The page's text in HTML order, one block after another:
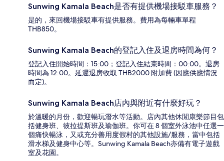
Sunwing Kamala Beach是否有提供機場接駁車服務？
是的，來回機場接駁車有提供服務。費用為每輛車單程
THB850。
Sunwing Kamala Beach的登記入住及退房時間為何？
登記入住開始時間：15:00；登記入住結束時間：00:00。退房
時間為 12:00。延遲退房收取 THB2000 附加費 (因應供應情況
而定)。
Sunwing Kamala Beach店內與附近有什麼好玩？
於溫暖的月份，歡迎暢玩潛水等活動。店內其他休閒康樂節目包
括健身班、彼拉提斯班及瑜伽班。你可在 8 個室外泳池中任選一
個痛快暢泳，又或充分善用度假村的其他設施/服務，當中包括
滑水梯及健身中心等。Sunwing Kamala Beach亦備有電子遊戲
室及花園。